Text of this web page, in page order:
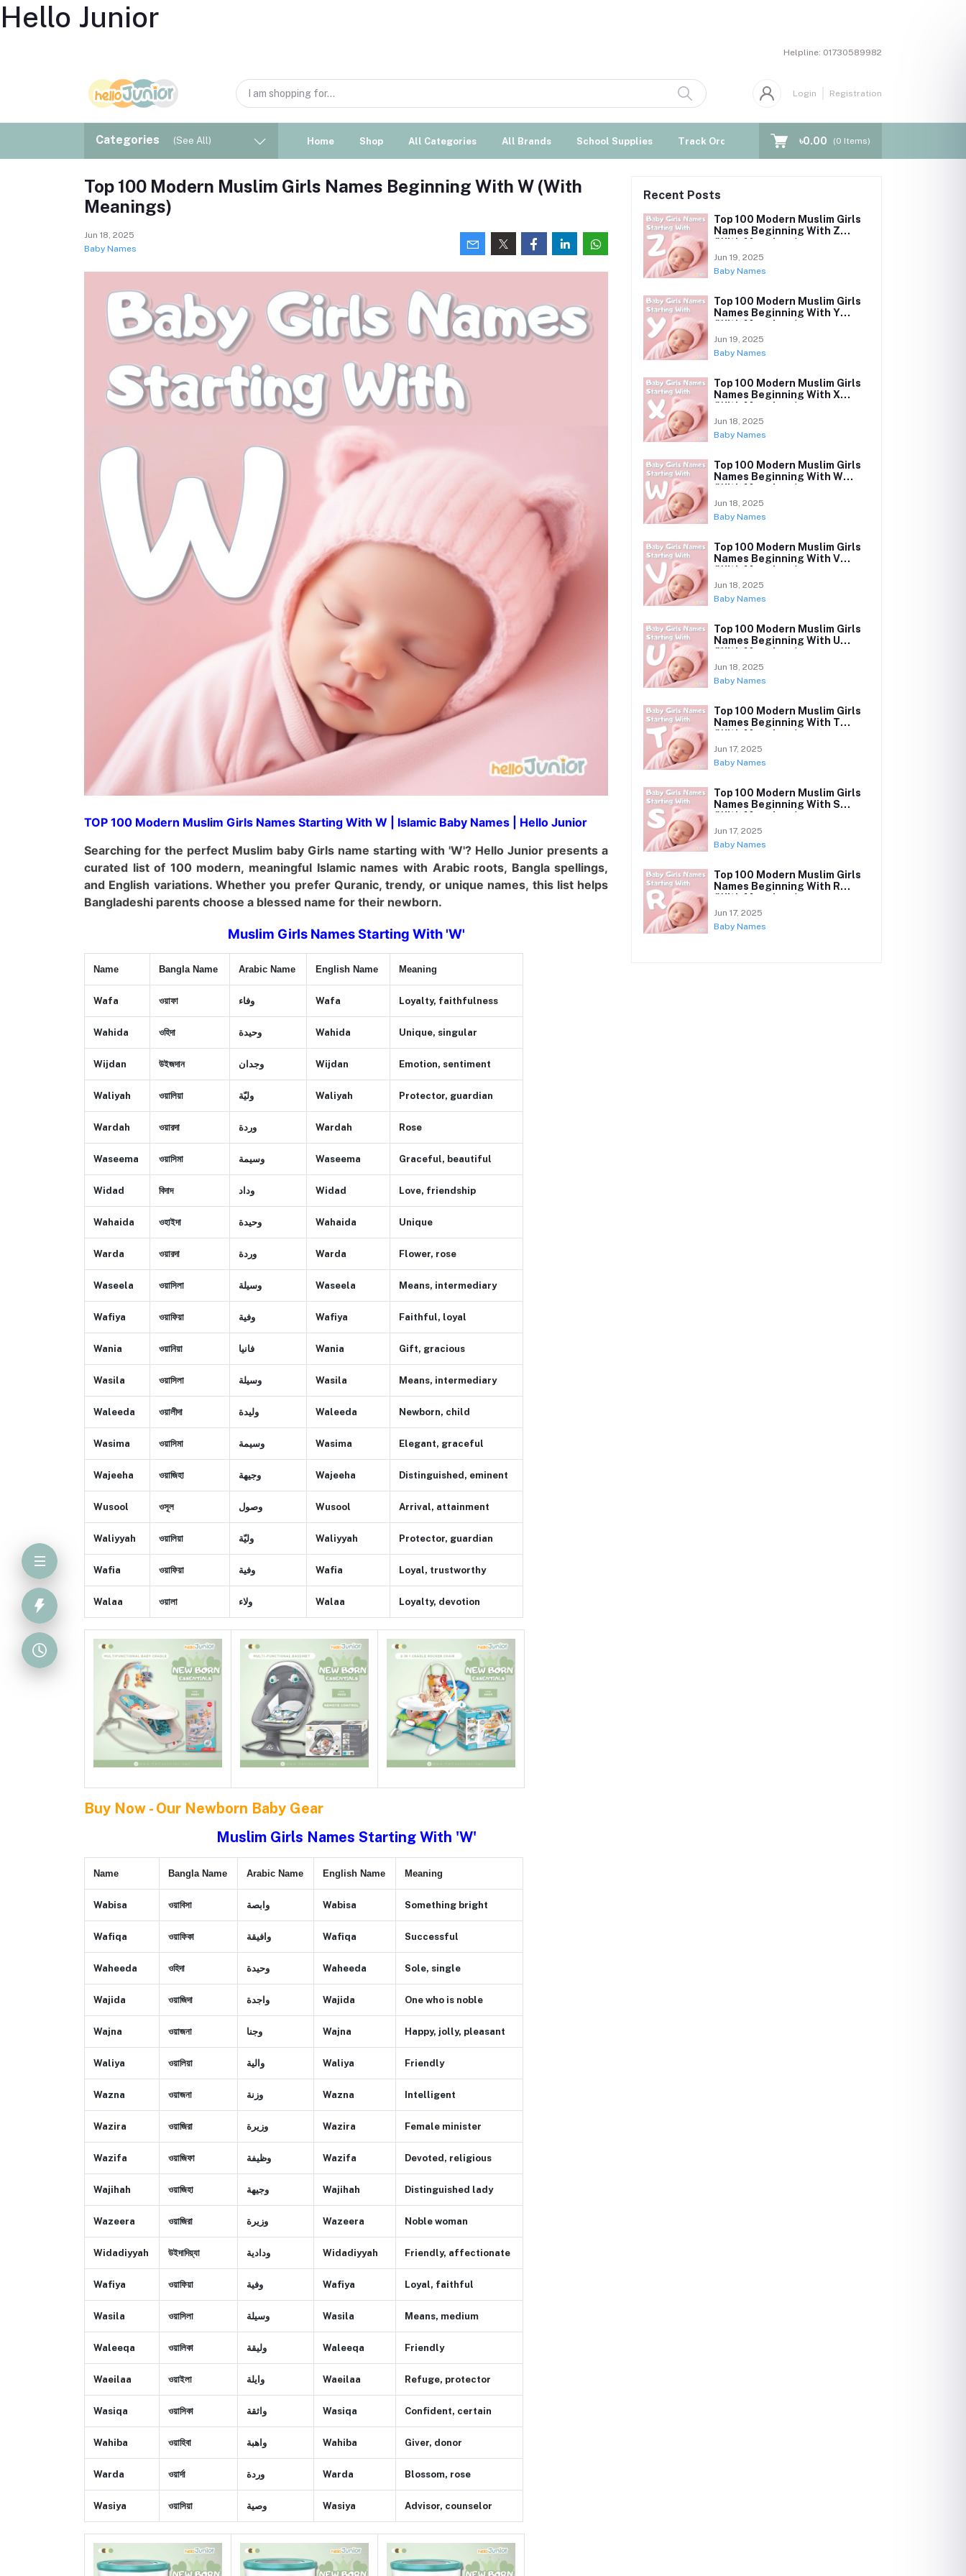
Hello Junior
Helpline: 01730589982
Login Registration
Categories (See All) Home Shop All Categories All Brands School Supplies Track Order Blogs ৳0.00 (0 Items)
Top 100 Modern Muslim Girls Names Beginning With W (With
Meanings)
Jun 18, 2025
Baby Names
TOP 100 Modern Muslim Girls Names Starting With W | Islamic Baby Names | Hello Junior
Searching for the perfect Muslim baby Girls name starting with 'W'? Hello Junior presents a
curated list of 100 modern, meaningful Islamic names with Arabic roots, Bangla spellings,
and English variations. Whether you prefer Quranic, trendy, or unique names, this list helps
Bangladeshi parents choose a blessed name for their newborn.
Muslim Girls Names Starting With 'W'
Name Bangla Name Arabic Name English Name Meaning
Wafa ওয়াফা وفاء Wafa Loyalty, faithfulness
Wahida ওহিদা وحيدة Wahida Unique, singular
Wijdan উইজদান وجدان Wijdan Emotion, sentiment
Waliyah ওয়ালিয়া وليّة Waliyah Protector, guardian
Wardah ওয়ারদা وردة Wardah Rose
Waseema ওয়াসিমা وسيمة Waseema Graceful, beautiful
Widad বিদাদ وداد Widad Love, friendship
Wahaida ওহাইদা وحيدة Wahaida Unique
Warda ওয়ারদা وردة Warda Flower, rose
Waseela ওয়াসিলা وسيلة Waseela Means, intermediary
Wafiya ওয়াফিয়া وفية Wafiya Faithful, loyal
Wania ওয়ানিয়া فانيا Wania Gift, gracious
Wasila ওয়াসিলা وسيلة Wasila Means, intermediary
Waleeda ওয়ালীদা ولیدة Waleeda Newborn, child
Wasima ওয়াসিমা وسيمة Wasima Elegant, graceful
Wajeeha ওয়াজিহা وجیهة Wajeeha Distinguished, eminent
Wusool ওসূল وصول Wusool Arrival, attainment
Waliyyah ওয়ালিয়া وليّة Waliyyah Protector, guardian
Wafia ওয়াফিয়া وفية Wafia Loyal, trustworthy
Walaa ওয়ালা ولاء Walaa Loyalty, devotion
Buy Now - Our Newborn Baby Gear
Muslim Girls Names Starting With 'W'
Name Bangla Name Arabic Name English Name Meaning
Wabisa ওয়াবিসা وابصة Wabisa Something bright
Wafiqa ওয়াফিকা وافيقة Wafiqa Successful
Waheeda ওহিদা وحيدة Waheeda Sole, single
Wajida ওয়াজিদা واجدة Wajida One who is noble
Wajna ওয়াজনা وجنا Wajna Happy, jolly, pleasant
Waliya ওয়ালিয়া والية Waliya Friendly
Wazna ওয়াজনা وزنة Wazna Intelligent
Wazira ওয়াজিরা وزيرة Wazira Female minister
Wazifa ওয়াজিফা وظيفة Wazifa Devoted, religious
Wajihah ওয়াজিহা وجيهة Wajihah Distinguished lady
Wazeera ওয়াজিরা وزيرة Wazeera Noble woman
Widadiyyah উইদাদিয়্যা ودادية Widadiyyah Friendly, affectionate
Wafiya ওয়াফিয়া وفية Wafiya Loyal, faithful
Wasila ওয়াসিলা وسيلة Wasila Means, medium
Waleeqa ওয়ালিকা وليقة Waleeqa Friendly
Waeilaa ওয়াইলা وايلة Waeilaa Refuge, protector
Wasiqa ওয়াসিকা واثقة Wasiqa Confident, certain
Wahiba ওয়াহিবা واهبة Wahiba Giver, donor
Warda ওয়ার্দা وردة Warda Blossom, rose
Wasiya ওয়াসিয়া وصية Wasiya Advisor, counselor
Recent Posts
Top 100 Modern Muslim Girls
Names Beginning With Z
(With Meanings)
Jun 19, 2025
Baby Names
Top 100 Modern Muslim Girls
Names Beginning With Y
(With Meanings)
Jun 19, 2025
Baby Names
Top 100 Modern Muslim Girls
Names Beginning With X
(With Meanings)
Jun 18, 2025
Baby Names
Top 100 Modern Muslim Girls
Names Beginning With W
(With Meanings)
Jun 18, 2025
Baby Names
Top 100 Modern Muslim Girls
Names Beginning With V
(With Meanings)
Jun 18, 2025
Baby Names
Top 100 Modern Muslim Girls
Names Beginning With U
(With Meanings)
Jun 18, 2025
Baby Names
Top 100 Modern Muslim Girls
Names Beginning With T
(With Meanings)
Jun 17, 2025
Baby Names
Top 100 Modern Muslim Girls
Names Beginning With S
(With Meanings)
Jun 17, 2025
Baby Names
Top 100 Modern Muslim Girls
Names Beginning With R
(With Meanings)
Jun 17, 2025
Baby Names